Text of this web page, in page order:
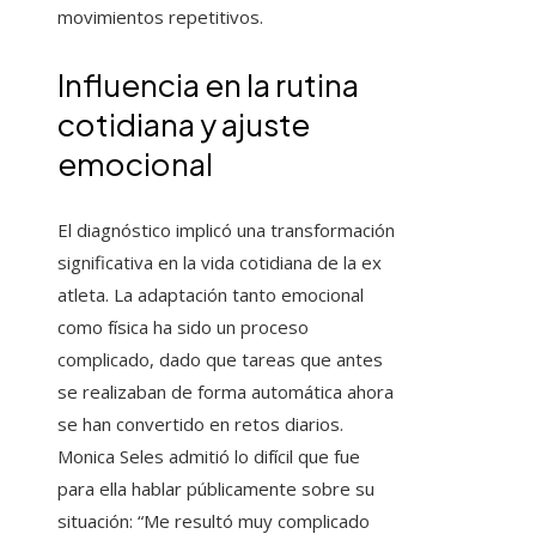
movimientos repetitivos.
Influencia en la rutina
cotidiana y ajuste
emocional
El diagnóstico implicó una transformación
significativa en la vida cotidiana de la ex
atleta. La adaptación tanto emocional
como física ha sido un proceso
complicado, dado que tareas que antes
se realizaban de forma automática ahora
se han convertido en retos diarios.
Monica Seles admitió lo difícil que fue
para ella hablar públicamente sobre su
situación: “Me resultó muy complicado